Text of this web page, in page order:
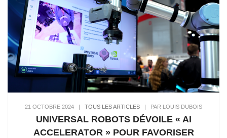
21 OCTOBRE 2024 | TOUS LES ARTICLES | PAR LOUIS DUBOIS
UNIVERSAL ROBOTS DÉVOILE « AI
ACCELERATOR » POUR FAVORISER